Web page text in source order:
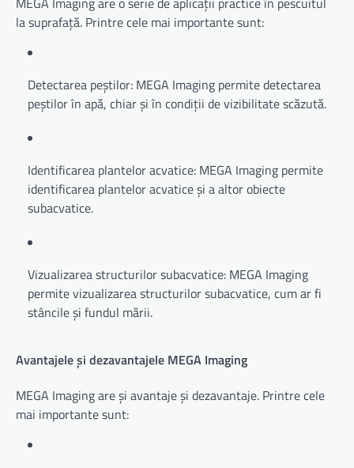
la suprafață. Printre cele mai importante sunt:
Detectarea peștilor: MEGA Imaging permite detectarea
peștilor în apă, chiar și în condiții de vizibilitate scăzută.
Identificarea plantelor acvatice: MEGA Imaging permite
identificarea plantelor acvatice și a altor obiecte
subacvatice.
Vizualizarea structurilor subacvatice: MEGA Imaging
permite vizualizarea structurilor subacvatice, cum ar fi
stâncile și fundul mării.
Avantajele și dezavantajele MEGA Imaging
MEGA Imaging are și avantaje și dezavantaje. Printre cele
mai importante sunt: